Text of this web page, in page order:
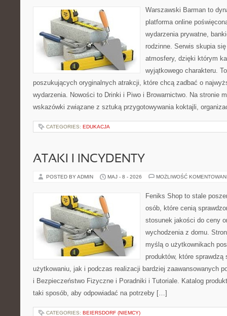
Warszawski Barman to
platforma online
wydarzenia prywatne,
rodzinne. Serwis skupia
atmosfery, dzięki którym
wyjątkowego charakteru.
poszukujących oryginalnych atrakcji, które chcą zadbać o
wydarzenia. Nowości to Drinki i Piwo i Browarnictwo. Na stronie
wskazówki związane z sztuką przygotowywania koktajli,
CATEGORIES: EDUKACJA
ATAKI I INCYDENTY
POSTED BY ADMIN MAJ - 8 - 2026 MOŻLIWOŚĆ
Feniks Shop to stale
osób, które cenią
stosunek jakości do ceny
wychodzenia z domu.
myślą o użytkownikach
produktów, które
użytkowaniu, jak i podczas realizacji bardziej zaawansowanych
i Bezpieczeństwo Fizyczne i Poradniki i Tutoriale. Katalog
taki sposób, aby odpowiadać na potrzeby […]
CATEGORIES: BEIERSDORF (NIEMCY)